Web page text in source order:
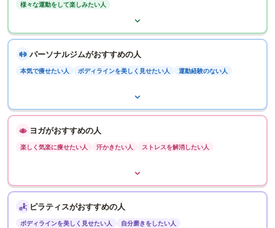
様々な運動をして楽しみたい人
パーソナルジムがおすすめの人
本気で痩せたい人 ボディラインを美しく見せたい人 運動経験のない人
ヨガがおすすめの人
楽しく気楽に痩せたい人 汗かきたい人 ストレスを解消したい人
ピラティスがおすすめの人
ボディラインを美しく見せたい人
自分磨きをしたい人